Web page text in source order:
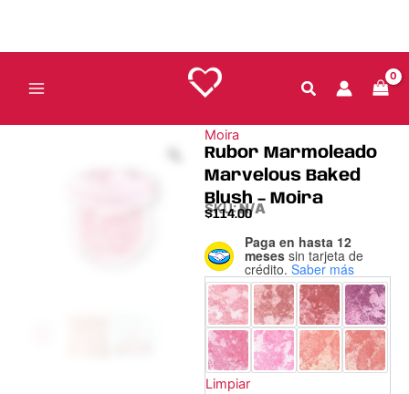
contenido
Moira
Rubor Marmoleado
Marvelous Baked
Blush – Moira
SKU:N/A
$114.00
Paga en hasta 12
meses sin tarjeta de
crédito. Saber más
Limpiar
Rubor
Marmoleado
Marvelous
Baked
Blush
-
Moira
cantidad